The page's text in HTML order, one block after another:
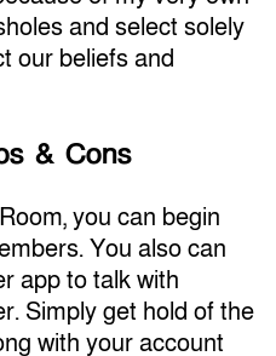
and select solely
our beliefs and
& Cons
you can begin
You also can
app to talk with
Simply get hold of the
with your account